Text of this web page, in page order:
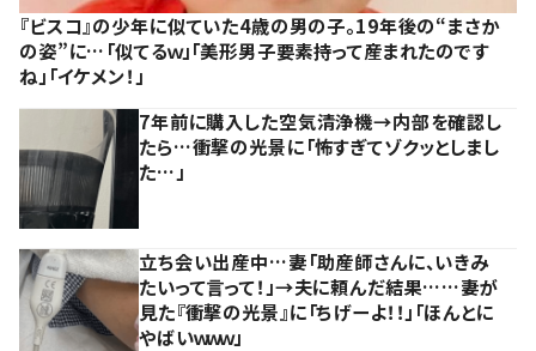
『ビスコ』の少年に似ていた4歳の男の子。19年後の“まさか
の姿”に…「似てるｗ」「美形男子要素持って産まれたのです
ね」「イケメン！」
7年前に購入した空気清浄機→内部を確認し
たら…衝撃の光景に「怖すぎてゾクッとしまし
た…」
立ち会い出産中…妻「助産師さんに、いきみ
たいって言って！」→夫に頼んだ結果……妻が
見た『衝撃の光景』に「ちげーよ！！」「ほんとに
やばいｗｗｗ」